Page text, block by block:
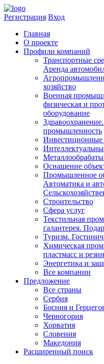
Регистрация Вход
Главная
​О проекте
Профили компаний
Транспортные
Аренда
хозяйство
Военная
физическая и
оборудование
промышленность
Оснащение
Промышленное
Автоматика и
Строительство
Сфера услуг
Текстильная
галантерея.
Туризм.
Химическая
пластмасс и
Энергетика и
Все компании
Предложение
Все страны
Сербия
Босния и
Черногория
Хорватия
Словения
Македония
Расширенный поиск